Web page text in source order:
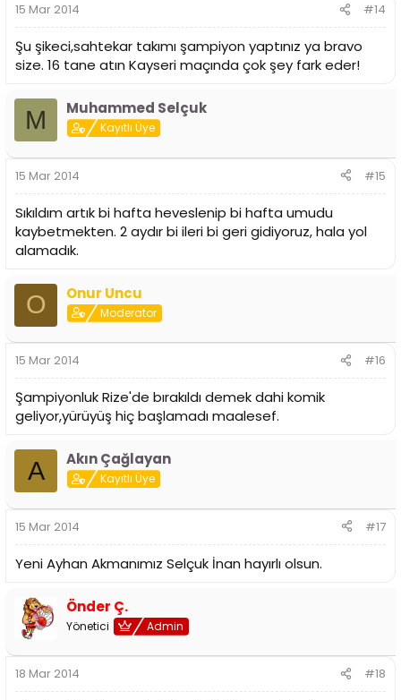
15 Mar 2014 #14
Şu şikeci,sahtekar takımı şampiyon yaptınız ya bravo
size. 16 tane atın Kayseri maçında çok şey fark eder!
M Muhammed Selçuk
Kayıtlı Üye
15 Mar 2014 #15
Sıkıldım artık bi hafta heveslenip bi hafta umudu
kaybetmekten. 2 aydır bi ileri bi geri gidiyoruz, hala yol
alamadık.
O Onur Uncu
Moderator
15 Mar 2014 #16
Şampiyonluk Rize'de bırakıldı demek dahi komik
geliyor,yürüyüş hiç başlamadı maalesef.
A Akın Çağlayan
Kayıtlı Üye
15 Mar 2014 #17
Yeni Ayhan Akmanımız Selçuk İnan hayırlı olsun.
Önder Ç.
Yönetici Admin
18 Mar 2014 #18